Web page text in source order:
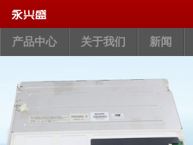
产品中心 关于我们 新闻